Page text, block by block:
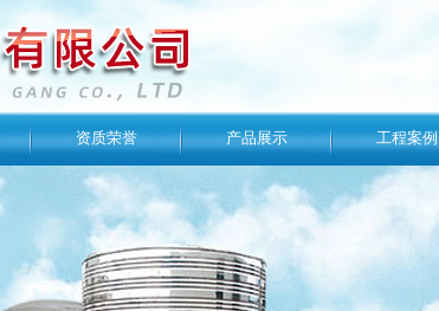
资质荣誉 产品展示 工程案例